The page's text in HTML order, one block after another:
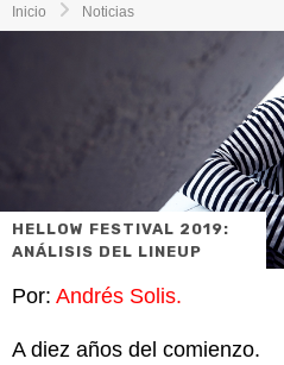
Inicio Noticias
HELLOW FESTIVAL 2019:
ANÁLISIS DEL LINEUP
Por: Andrés Solis.
A diez años del comienzo.